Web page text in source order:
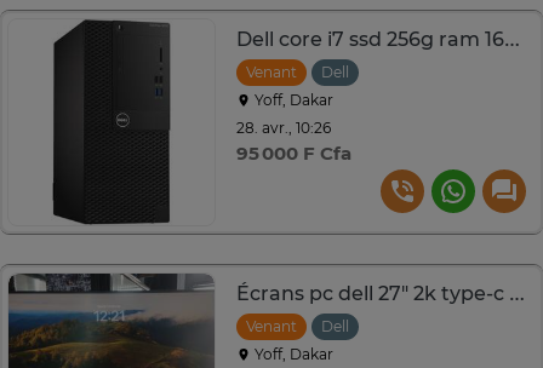
Dell core i7 ssd 256g ram 16g hdmi
Venant
Dell
Yoff, Dakar
28. avr., 10:26
95 000 F Cfa
Écrans pc dell 27" 2k type-c hdmi
Venant
Dell
Yoff, Dakar